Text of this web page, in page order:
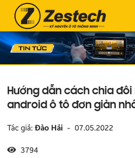
Hướng dẫn cách chia đôi
android ô tô đơn giản
Tác giả: Đào Hải - 07.05.2022
3794